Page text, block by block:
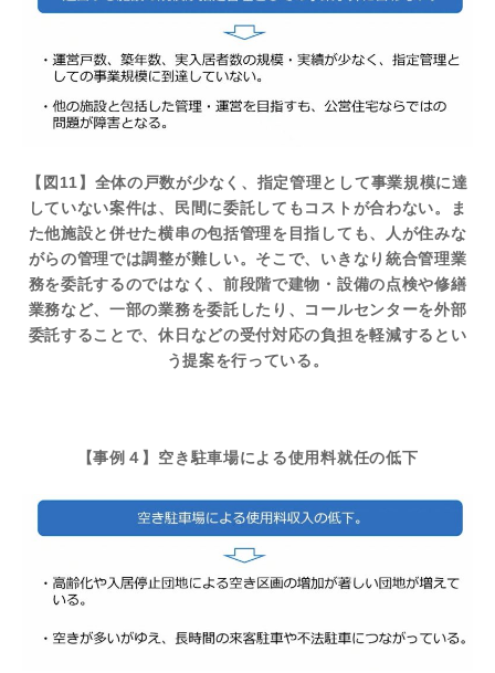
【図11】全体の戸数が少なく、指定管理として事業規模に達
していない案件は、民間に委託してもコストが合わない。ま
た他施設と併せた横串の包括管理を目指しても、人が住みな
がらの管理では調整が難しい。そこで、いきなり統合管理業
務を委託するのではなく、前段階で建物・設備の点検や修繕
業務など、一部の業務を委託したり、コールセンターを外部
委託することで、休日などの受付対応の負担を軽減するとい
う提案を行っている。
【事例４】空き駐車場による使用料就任の低下